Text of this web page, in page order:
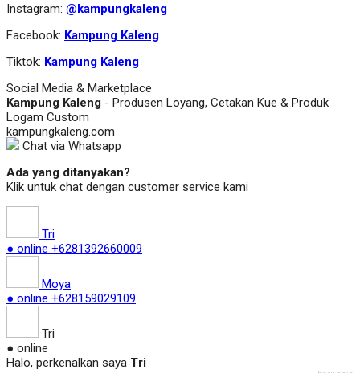
Instagram: @kampungkaleng
Facebook: Kampung Kaleng
Tiktok: Kampung Kaleng
Social Media & Marketplace
Kampung Kaleng - Produsen Loyang, Cetakan Kue & Produk
Logam Custom
kampungkaleng.com
Chat via Whatsapp
Ada yang ditanyakan?
Klik untuk chat dengan customer service kami
Tri
● online +6281392660009
Moya
● online +628159029109
Tri
● online
Halo, perkenalkan saya Tri